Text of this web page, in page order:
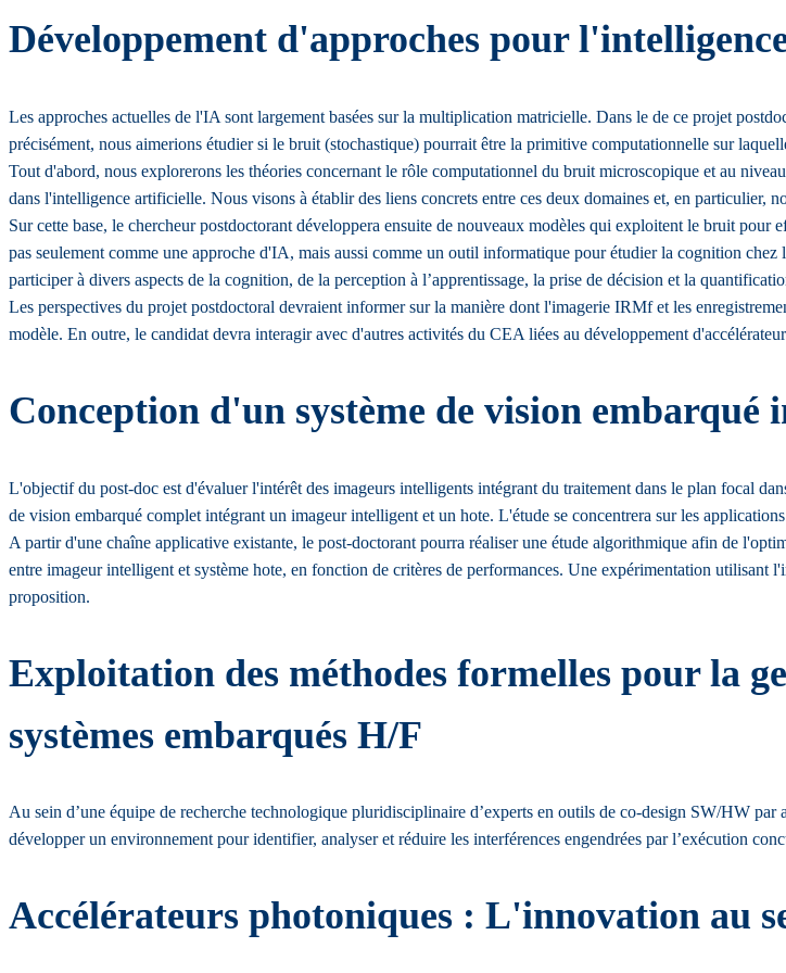
Développement d'approches pour
Les approches actuelles de l'IA sont largement basées sur la multiplication matricielle. Dans le de ce projet
précisément, nous aimerions étudier si le bruit (stochastique) pourrait être la primitive computationnelle sur
Tout d'abord, nous explorerons les théories concernant le rôle computationnel du bruit microscopique et au
dans l'intelligence artificielle. Nous visons à établir des liens concrets entre ces deux domaines et, en particulier,
Sur cette base, le chercheur postdoctorant développera ensuite de nouveaux modèles qui exploitent le bruit
pas seulement comme une approche d'IA, mais aussi comme un outil informatique pour étudier la cognition
participer à divers aspects de la cognition, de la perception à l’apprentissage, la prise de décision et la
Les perspectives du projet postdoctoral devraient informer sur la manière dont l'imagerie IRMf et les
modèle. En outre, le candidat devra interagir avec d'autres activités du CEA liées au développement
Conception d'un système de vision
L'objectif du post-doc est d'évaluer l'intérêt des imageurs intelligents intégrant du traitement dans le plan focal
de vision embarqué complet intégrant un imageur intelligent et un hote. L'étude se concentrera sur les
A partir d'une chaîne applicative existante, le post-doctorant pourra réaliser une étude algorithmique afin de
entre imageur intelligent et système hote, en fonction de critères de performances. Une expérimentation
proposition.
Exploitation des méthodes formelles pour la
systèmes embarqués H/F
Au sein d’une équipe de recherche technologique pluridisciplinaire d’experts en outils de co-design SW/HW
développer un environnement pour identifier, analyser et réduire les interférences engendrées par l’exécution
Accélérateurs photoniques : L'innovation au